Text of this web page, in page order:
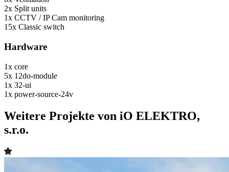
2x Split units
1x CCTV / IP Cam monitoring
15x Classic switch
Hardware
1x core
5x 12do-module
1x 32-ui
1x power-source-24v
Weitere Projekte von iO ELEKTRO,
s.r.o.